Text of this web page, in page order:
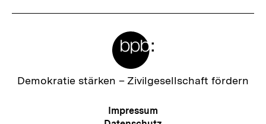
Zur
Demokratie stärken – Zivilgesellschaft fördern
Meta-
Impressum